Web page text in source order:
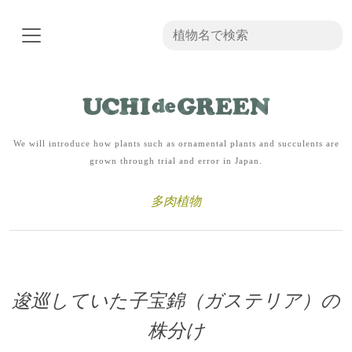
We will introduce how plants such as ornamental plants and succulents are
grown through trial and error in Japan.
多肉植物
逡巡していた子宝錦（ガステリア）の
株分け